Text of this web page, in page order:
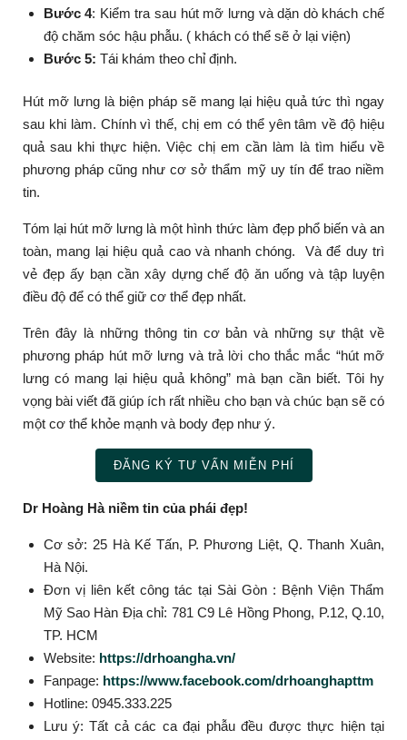
Bước 4: Kiểm tra sau hút mỡ lưng và dặn dò khách chế
độ chăm sóc hậu phẫu. ( khách có thể sẽ ở lại viện)
Bước 5: Tái khám theo chỉ định.
Hút mỡ lưng là biện pháp sẽ mang lại hiệu quả tức thì ngay
sau khi làm. Chính vì thế, chị em có thể yên tâm về độ hiệu
quả sau khi thực hiện. Việc chị em cần làm là tìm hiểu về
phương pháp cũng như cơ sở thẩm mỹ uy tín để trao niềm
tin.
Tóm lại hút mỡ lưng là một hình thức làm đẹp phổ biến và an
toàn, mang lại hiệu quả cao và nhanh chóng. Và để duy trì
vẻ đẹp ấy bạn cần xây dựng chế độ ăn uống và tập luyện
điều độ để có thể giữ cơ thể đẹp nhất.
Trên đây là những thông tin cơ bản và những sự thật về
phương pháp hút mỡ lưng và trả lời cho thắc mắc “hút mỡ
lưng có mang lại hiệu quả không” mà bạn cần biết. Tôi hy
vọng bài viết đã giúp ích rất nhiều cho bạn và chúc bạn sẽ có
một cơ thể khỏe mạnh và body đẹp như ý.
ĐĂNG KÝ TƯ VẤN MIỄN PHÍ
Dr Hoàng Hà niềm tin của phái đẹp!
Cơ sở: 25 Hà Kế Tấn, P. Phương Liệt, Q. Thanh Xuân,
Hà Nội.
Đơn vị liên kết công tác tại Sài Gòn : Bệnh Viện Thẩm
Mỹ Sao Hàn Địa chỉ: 781 C9 Lê Hồng Phong, P.12, Q.10,
TP. HCM
Website: https://drhoangha.vn/
Fanpage: https://www.facebook.com/drhoanghapttm
Hotline: 0945.333.225
Lưu ý: Tất cả các ca đại phẫu đều được thực hiện tại